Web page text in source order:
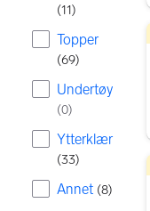
(11)
Topper
(69)
Undertøy
(0)
Ytterklær
(33)
Annet (8)